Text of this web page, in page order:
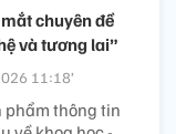
chuyên đề
và tương lai”
11:18’
phẩm thông tin